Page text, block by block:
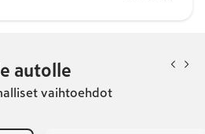
autolle
vaihtoehdot